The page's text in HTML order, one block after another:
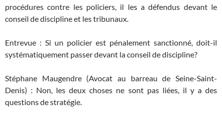
procédures contre les policiers, il les a défendus devant le
conseil de discipline et les tribunaux.
Entrevue : Si un policier est pénalement sanctionné, doit-il
systématiquement passer devant la conseil de discipline?
Stéphane Maugendre (Avocat au barreau de Seine-Saint-
Denis) : Non, les deux choses ne sont pas liées, il y a des
questions de stratégie.